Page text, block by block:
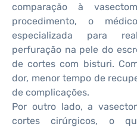
comparação à
procedimento, o
especializada para
perfuração na pele do
de cortes com bisturi.
dor, menor tempo de
de complicações.
Por outro lado, a
cortes cirúrgicos, o